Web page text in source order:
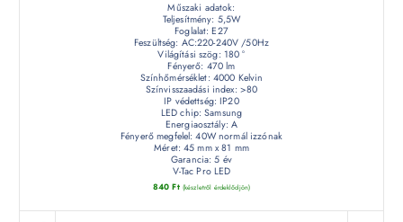
Műszaki adatok:
Teljesítmény: 5,5W
Foglalat: E27
Feszültség: AC:220-240V /50Hz
Világítási szög: 180 °
Fényerő: 470 lm
Színhőmérséklet: 4000 Kelvin
Színvisszaadási index: >80
IP védettség: IP20
LED chip: Samsung
Energiaosztály: A
Fényerő megfelel: 40W normál izzónak
Méret: 45 mm x 81 mm
Garancia: 5 év
V-Tac Pro LED
840Ft (készletről érdeklődjön)